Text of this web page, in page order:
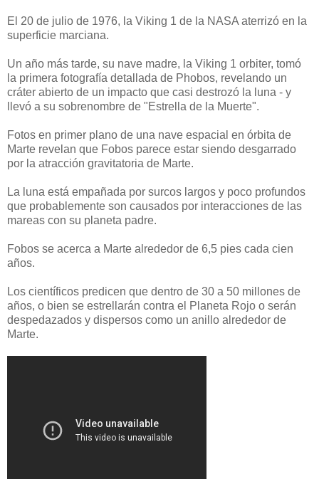
El 20 de julio de 1976, la Viking 1 de la NASA aterrizó en la
superficie marciana.
Un año más tarde, su nave madre, la Viking 1 orbiter, tomó
la primera fotografía detallada de Phobos, revelando un
cráter abierto de un impacto que casi destrozó la luna - y
llevó a su sobrenombre de "Estrella de la Muerte".
Fotos en primer plano de una nave espacial en órbita de
Marte revelan que Fobos parece estar siendo desgarrado
por la atracción gravitatoria de Marte.
La luna está empañada por surcos largos y poco profundos
que probablemente son causados ​​por interacciones de las
mareas con su planeta padre.
Fobos se acerca a Marte alrededor de 6,5 pies cada cien
años.
Los científicos predicen que dentro de 30 a 50 millones de
años, o bien se estrellarán contra el Planeta Rojo o serán
despedazados y dispersos como un anillo alrededor de
Marte.